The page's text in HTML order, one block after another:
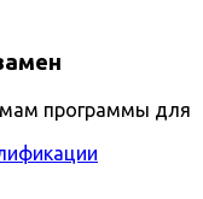
программы для